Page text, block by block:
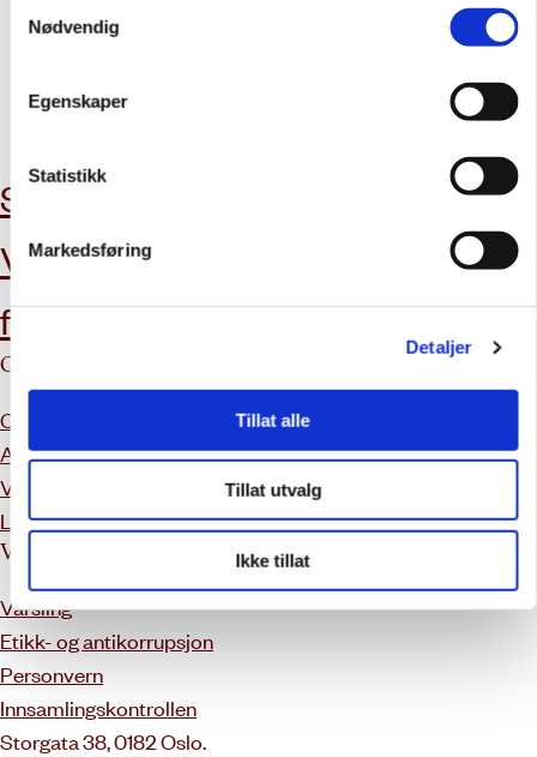
Nødvendig
Egenskaper
Statistikk
Markedsføring
Detaljer
Tillat alle
Tillat utvalg
Ikke tillat
Støtt oss
Vil du bli
frivillig?
Kontakt oss
Om Caritas
Om oss
Ansatte
Vårt arbeid
Ledig stillinger
Veiledning og rettshjelp
Kurskalender
Enfase
Våre rutiner
Varsling
Etikk- og antikorrupsjon
Personvern
Innsamlingskontrollen
Storgata 38, 0182 Oslo.